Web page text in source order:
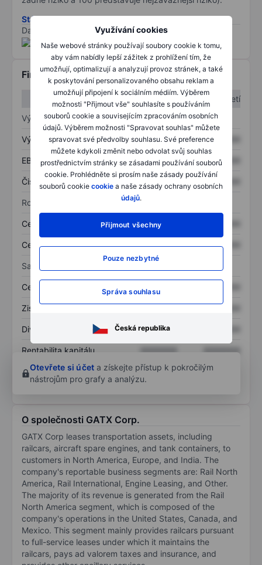
Využívání cookies
Naše webové stránky používají soubory cookie k tomu,
aby vám nabídly lepší zážitek z prohlížení tím, že
umožňují, optimalizují a analyzují provoz stránek, a také
k poskytování personalizovaného obsahu reklam a
umožňují připojení k sociálním médiím. Výběrem
možnosti "Přijmout vše" souhlasíte s používáním
souborů cookie a souvisejícím zpracováním osobních
údajů. Výběrem možnosti "Spravovat souhlas" můžete
spravovat své předvolby souhlasu. Své preference
můžete kdykoli změnit nebo odvolat svůj souhlas
prostřednictvím stránky se zásadami používání souborů
cookie. Prohlédněte si prosím naše zásady používání
souborů cookie cookie a naše zásady ochrany osobních
údajů.
Přijmout všechny
Pouze nezbytné
Správa souhlasu
Česká republika
Stáhněte si metodiku rizik ESG
Data poskytnuta od
/
Finanční informace
1. čtvrtletí
2. čtvrtletí
Výkaz zisku a ztráty
Výnos XXXXXXX XXXXXXX
EBITDA XXXXXXX XXXXXXX
Čistý příjem XXXXXXX XXXXXXX
Rozvaha
Celková aktiva XXXXXXX
Celkový dluh XXXXXXX XXXXXXX
Sazby
Cena/tržby XXXXXXX
Zisk na akcii
Dividenda na akcii XXXXXXX
Rentabilita kapitálu XXXXXXX
XXXXXXX
Otevřete si účet a získejte přístup k pokročilým
nástrojům pro grafy a analýzu.
O společnosti GATX Corp.
GATX Corp leases transportation assets, including
railcars, aircraft spare engines, and tank containers, to
customers in North America, Europe, and India. The
company's reportable business segments are: Rail North
America, Rail International, Engine Leasing, and Other.
The majority of its revenue is generated from the Rail
North America segment, which is composed of the
company's operations in the United States, Canada, and
Mexico. This segment mainly provides railcars pursuant
to full-service leases under which it maintains the
railcars, pays ad valorem taxes and insurance, and